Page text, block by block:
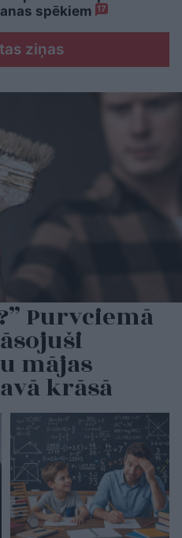
spēkiem 17
ziņas
Purvciemā
mājas
krāsā